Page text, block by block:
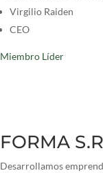
Virgilio Raiden
CEO
Miembro Líder
FORMA
Desarrollamos